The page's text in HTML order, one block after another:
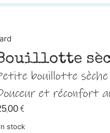
bouillotte sèche
et réconfort
€
stock